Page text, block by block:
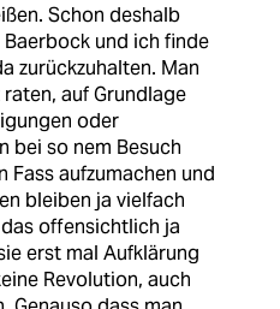
Schon deshalb
und ich finde
zurückzuhalten. Man
auf Grundlage
oder
bei so nem Besuch
Fass aufzumachen und
bleiben ja vielfach
offensichtlich ja
erst mal Aufklärung
Revolution, auch